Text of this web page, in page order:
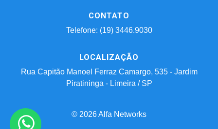
CONTATO
Telefone: (19) 3446.9030
LOCALIZAÇÃO
Rua Capitão Manoel Ferraz Camargo, 535 - Jardim
Piratininga - Limeira / SP
© 2026 Alfa Networks